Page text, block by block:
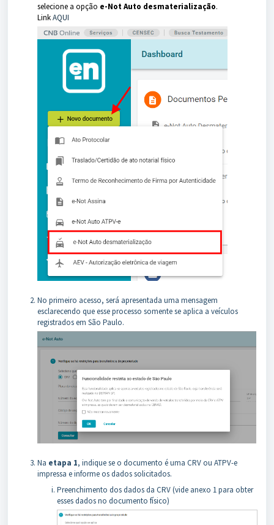
selecione a opção e-Not Auto desmaterialização.
LinkAQUI
No primeiro acesso, será apresentada uma mensagem
esclarecendo que esse processo somente se aplica a veículos
registrados em São Paulo.
Na etapa 1, indique se o documento é uma CRV ou ATPV-e
impressa e informe os dados solicitados.
Preenchimento dos dados da CRV (vide anexo 1 para obter
esses dados no documento físico)